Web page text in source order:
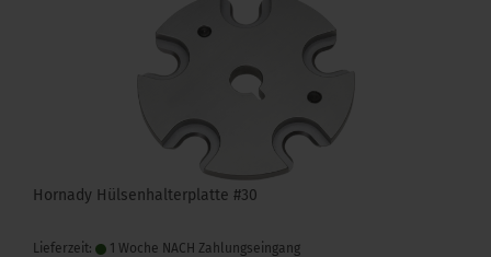
Hornady Hülsenhalterplatte #30
Lieferzeit: 1 Woche NACH Zahlungseingang